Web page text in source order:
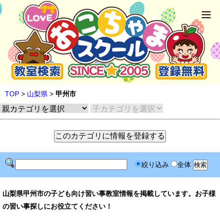
TOP > 山梨県 > 甲州市
絞り込み 全体
山梨県甲州市の子ども向け習い事教室情報を掲載しています。お子様
の習い事探しにお役立てください！